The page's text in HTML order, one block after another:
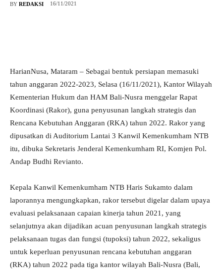
BY REDAKSI 16/11/2021
HarianNusa, Mataram – Sebagai bentuk persiapan memasuki
tahun anggaran 2022-2023, Selasa (16/11/2021), Kantor Wilayah
Kementerian Hukum dan HAM Bali-Nusra menggelar Rapat
Koordinasi (Rakor), guna penyusunan langkah strategis dan
Rencana Kebutuhan Anggaran (RKA) tahun 2022. Rakor yang
dipusatkan di Auditorium Lantai 3 Kanwil Kemenkumham NTB
itu, dibuka Sekretaris Jenderal Kemenkumham RI, Komjen Pol.
Andap Budhi Revianto.
Kepala Kanwil Kemenkumham NTB Haris Sukamto dalam
laporannya mengungkapkan, rakor tersebut digelar dalam upaya
evaluasi pelaksanaan capaian kinerja tahun 2021, yang
selanjutnya akan dijadikan acuan penyusunan langkah strategis
pelaksanaan tugas dan fungsi (tupoksi) tahun 2022, sekaligus
untuk keperluan penyusunan rencana kebutuhan anggaran
(RKA) tahun 2022 pada tiga kantor wilayah Bali-Nusra (Bali,